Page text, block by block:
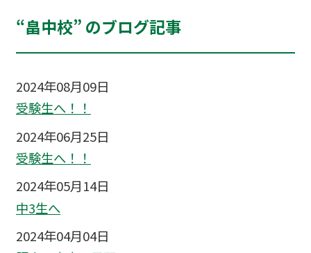
“畠中校” のブログ記事
2024年08月09日
受験生へ！！
2024年06月25日
受験生へ！！
2024年05月14日
中3生へ
2024年04月04日